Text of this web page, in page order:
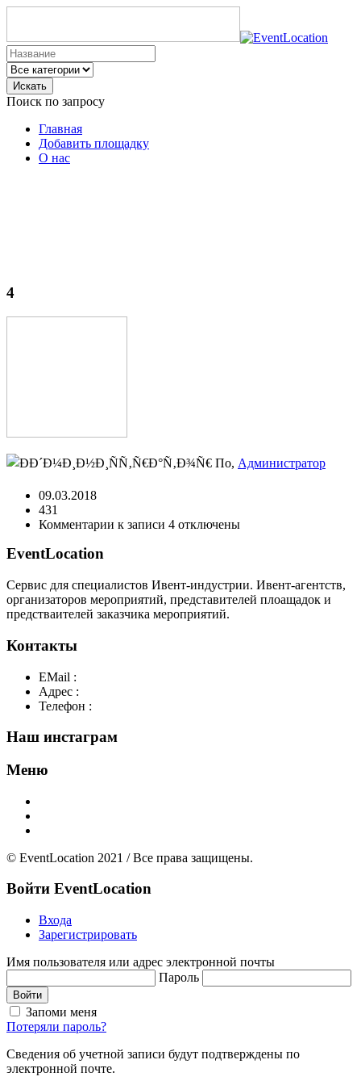
Искать
Поиск по запросу
Главная
Добавить площадку
О нас
4
По, Администратор
09.03.2018
431
Комментарии к записи 4 отключены
EventLocation
Сервис для специалистов Ивент-индустрии. Ивент-агентств,
организаторов мероприятий, представителей плоащадок и
предстваителей заказчика мероприятий.
Контакты
EMail :
Адрес :
Телефон :
Наш инстаграм
Меню
© EventLocation 2021 / Все права защищены.
Войти EventLocation
Входа
Зарегистрировать
Имя пользователя или адрес электронной почты
Пароль
Войти
Запоми меня
Потеряли пароль?
Сведения об учетной записи будут подтверждены по
электронной почте.